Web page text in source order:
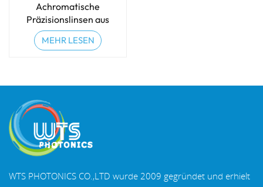
Achromatische
Präzisionslinsen aus
optischem Glas
(Doublets)
MEHR LESEN
WTS PHOTONICS CO.,LTD wurde 2009 gegründet und erhielt